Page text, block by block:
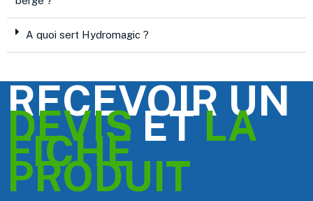
A quoi sert Hydromagic ?
RECEVOIR UN
DEVISETLA
FICHE
PRODUIT